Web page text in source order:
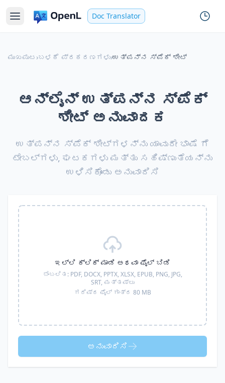
Doc Translator
ಮುಖಪುಟ ›ಬಳಕೆ ಪ್ರಕರಣಗಳು›ಉತ್ಪನ್ನ ಸ್ಪೆಕ್ ಶೀಟ್
ಆನ್‌ಲೈನ್ ಉತ್ಪನ್ನ ಸ್ಪೆಕ್
ಶೀಟ್ ಅನುವಾದಕ
ಉತ್ಪನ್ನ ಸ್ಪೆಕ್ ಶೀಟ್‌ಗಳನ್ನು ಯಾವುದೇ ಭಾಷೆ ಗೆ
ಟೇಬಲ್‌ಗಳು, ಘಟಕಗಳು ಮತ್ತು ಸಹಿಷ್ಣುತೆಯನ್ನು
ಉಳಿಸಿಕೊಂಡು ಅನುವಾದಿಸಿ
ಇಲ್ಲಿ ಕ್ಲಿಕ್ ಮಾಡಿ ಅಥವಾ ಫೈಲ್ ಬಿಡಿ
ಬೆಂಬಲಿತ: PDF, DOCX, PPTX, XLSX, EPUB, PNG, JPG,
SRT, ಮತ್ತಷ್ಟು
ಗರಿಷ್ಠ ಫೈಲ್ ಗಾತ್ರ 80 MB
ಅನುವಾದಿಸಿ